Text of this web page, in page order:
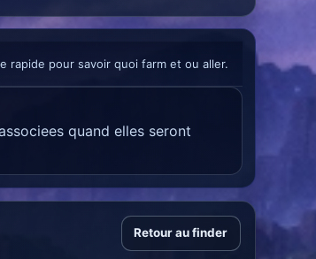
rapide pour savoir quoi farm et ou aller.
quand elles seront
Retour au finder